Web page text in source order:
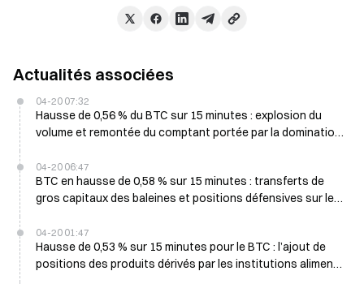
Actualités associées
04-20 07:32
Hausse de 0,56 % du BTC sur 15 minutes : explosion du
volume et remontée du comptant portée par la domination
04-20 06:47
BTC en hausse de 0,58 % sur 15 minutes : transferts de
gros capitaux des baleines et positions défensives sur les
04-20 01:47
Hausse de 0,53 % sur 15 minutes pour le BTC : l’ajout de
positions des produits dérivés par les institutions alimente